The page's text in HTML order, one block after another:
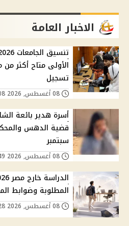
الاخبار العامة
الأولى متاح أكثر
تسجيل
أسرة هدير بائعة
سبتمبر
المطلوبة وضوابط